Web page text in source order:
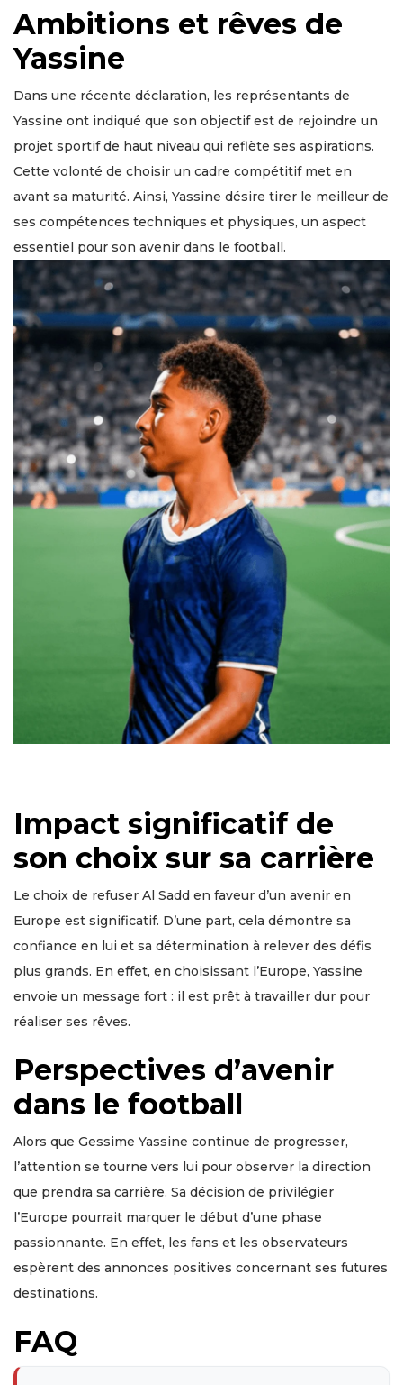
Ambitions et rêves de
Yassine
Dans une récente déclaration, les représentants de
Yassine ont indiqué que son objectif est de rejoindre un
projet sportif de haut niveau qui reflète ses aspirations.
Cette volonté de choisir un cadre compétitif met en
avant sa maturité. Ainsi, Yassine désire tirer le meilleur de
ses compétences techniques et physiques, un aspect
essentiel pour son avenir dans le football.
Impact significatif de
son choix sur sa carrière
Le choix de refuser Al Sadd en faveur d’un avenir en
Europe est significatif. D’une part, cela démontre sa
confiance en lui et sa détermination à relever des défis
plus grands. En effet, en choisissant l’Europe, Yassine
envoie un message fort : il est prêt à travailler dur pour
réaliser ses rêves.
Perspectives d’avenir
dans le football
Alors que Gessime Yassine continue de progresser,
l’attention se tourne vers lui pour observer la direction
que prendra sa carrière. Sa décision de privilégier
l’Europe pourrait marquer le début d’une phase
passionnante. En effet, les fans et les observateurs
espèrent des annonces positives concernant ses futures
destinations.
FAQ